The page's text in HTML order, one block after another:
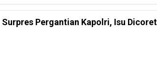
Pergantian Kapolri, Isu